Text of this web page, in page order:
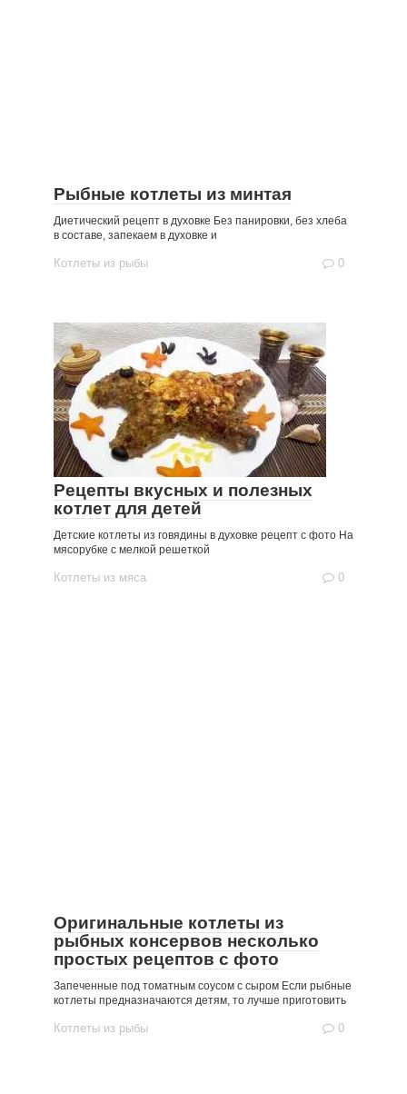
Рыбные котлеты из минтая
Диетический рецепт в духовке Без панировки, без хлеба
в составе, запекаем в духовке и
Котлеты из рыбы 0
Рецепты вкусных и полезных
котлет для детей
Детские котлеты из говядины в духовке рецепт с фото На
мясорубке с мелкой решеткой
Котлеты из мяса 0
Оригинальные котлеты из
рыбных консервов несколько
простых рецептов с фото
Запеченные под томатным соусом с сыром Если рыбные
котлеты предназначаются детям, то лучше приготовить
Котлеты из рыбы 0